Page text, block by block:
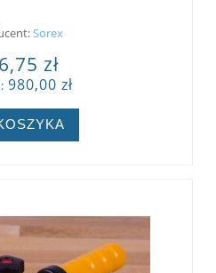
Sorex
zł
980,00 zł